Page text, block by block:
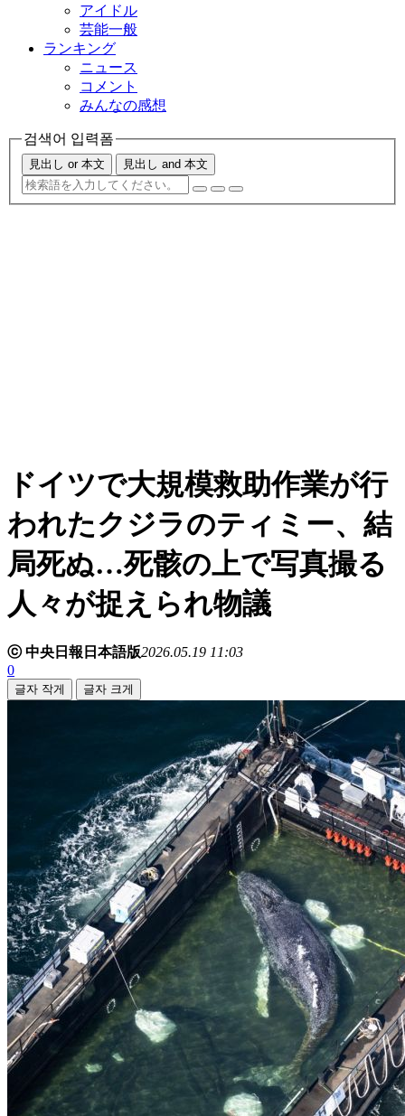
アイドル
芸能一般
ランキング
ニュース
コメント
みんなの感想
검색어 입력폼
見出し or 本文 見出し and 本文
ドイツで大規模救助作業が行
われたクジラのティミー、結
局死ぬ…死骸の上で写真撮る
人々が捉えられ物議
ⓒ 中央日報日本語版2026.05.19 11:03
0
글자 작게 글자 크게